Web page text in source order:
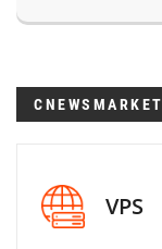
CNEWSMARKET
VPS